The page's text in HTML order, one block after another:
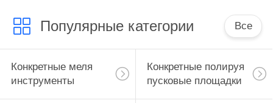
Популярные категории Все
Конкретные меля
инструменты
Конкретные полируя
пусковые площадки